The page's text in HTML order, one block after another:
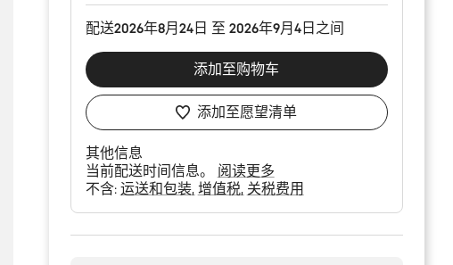
配送2026年8月24日 至 2026年9月4日之间
添加至购物车
添加至愿望清单
其他信息
当前配送时间信息。 阅读更多
不含: 运送和包装 增值税 关税费用